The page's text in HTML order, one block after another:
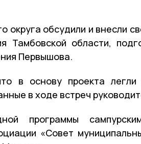
округа обсудили и внесли
Тамбовской области,
Первышова.
в основу проекта
в ходе встреч
программы
«Совет